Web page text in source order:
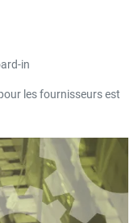
in
les fournisseurs est
un nouvel onglet
souris.